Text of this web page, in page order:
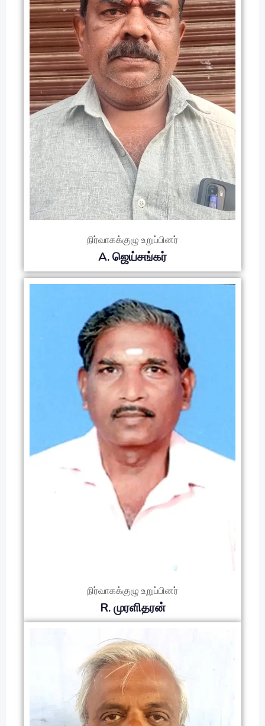
நிர்வாகக்குழு உறுப்பினர்
A. ஜெய்சங்கர்
நிர்வாகக்குழு உறுப்பினர்
R. முரளிதரன்